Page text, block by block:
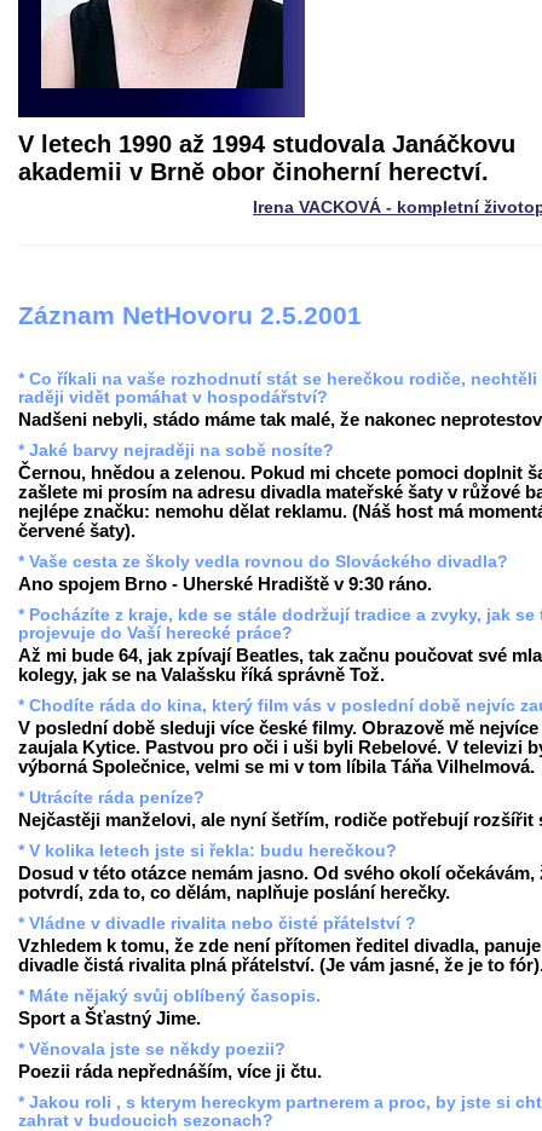
V letech 1990 až 1994 studovala Janáčkovu
akademii v Brně obor činoherní herectví.
Irena VACKOVÁ - kompletní
Záznam NetHovoru 2.5.2001
* Co říkali na vaše rozhodnutí stát se herečkou rodiče, nechtěli
raději vidět pomáhat v hospodářství?
Nadšeni nebyli, stádo máme tak malé, že nakonec
* Jaké barvy nejraději na sobě nosíte?
Černou, hnědou a zelenou. Pokud mi chcete pomoci doplnit
zašlete mi prosím na adresu divadla mateřské šaty v růžové
nejlépe značku: nemohu dělat reklamu. (Náš host má
červené šaty).
* Vaše cesta ze školy vedla rovnou do Slováckého divadla?
Ano spojem Brno - Uherské Hradiště v 9:30 ráno.
* Pocházíte z kraje, kde se stále dodržují tradice a zvyky, jak se
projevuje do Vaší herecké práce?
Až mi bude 64, jak zpívají Beatles, tak začnu poučovat své
kolegy, jak se na Valašsku říká správně Tož.
* Chodíte ráda do kina, který film vás v poslední době nejvíc
V poslední době sleduji více české filmy. Obrazově mě nejvíce
zaujala Kytice. Pastvou pro oči i uši byli Rebelové. V televizi
výborná Společnice, velmi se mi v tom líbila Táňa Vilhelmová.
* Utrácíte ráda peníze?
Nejčastěji manželovi, ale nyní šetřím, rodiče potřebují rozšířit
* V kolika letech jste si řekla: budu herečkou?
Dosud v této otázce nemám jasno. Od svého okolí očekávám,
potvrdí, zda to, co dělám, naplňuje poslání herečky.
* Vládne v divadle rivalita nebo čisté přátelství ?
Vzhledem k tomu, že zde není přítomen ředitel divadla,
divadle čistá rivalita plná přátelství. (Je vám jasné, že je to
* Máte nějaký svůj oblíbený časopis.
Sport a Šťastný Jime.
* Věnovala jste se někdy poezii?
Poezii ráda nepřednáším, více ji čtu.
* Jakou roli , s kterym hereckym partnerem a proc, by jste si
zahrat v budoucich sezonach?